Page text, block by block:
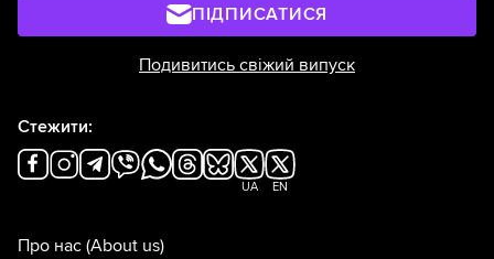
ПІДПИСАТИСЯ
Подивитись свіжий випуск
Стежити:
UA EN
Про нас (About us)